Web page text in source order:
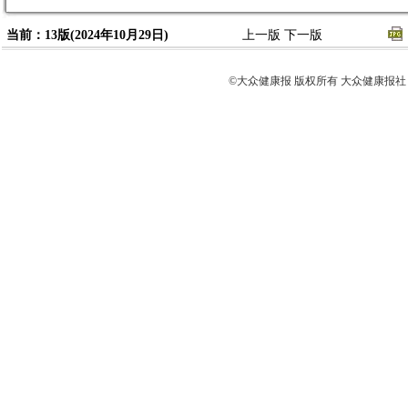
当前：13版(2024年10月29日) 上一版 下一版